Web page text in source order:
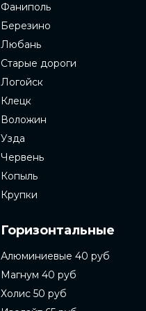
Фаниполь
Березино
Любань
Старые дороги
Логойск
Клецк
Воложин
Узда
Червень
Копыль
Крупки
Горизонтальные
Алюминиевые 40 руб
Магнум 40 руб
Холис 50 руб